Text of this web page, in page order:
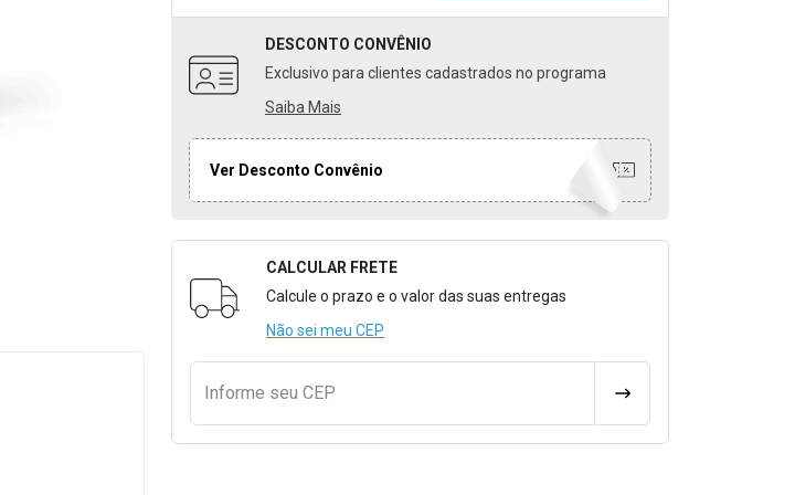
DESCONTO CONVÊNIO
Exclusivo para clientes cadastrados no programa
Saiba Mais
Ver Desconto Convênio
Formulário para Calcular o Frete
CALCULAR FRETE
Calcule o prazo e o valor das suas entregas
Não sei meu CEP
Informe seu CEP CALCULAR FRETE